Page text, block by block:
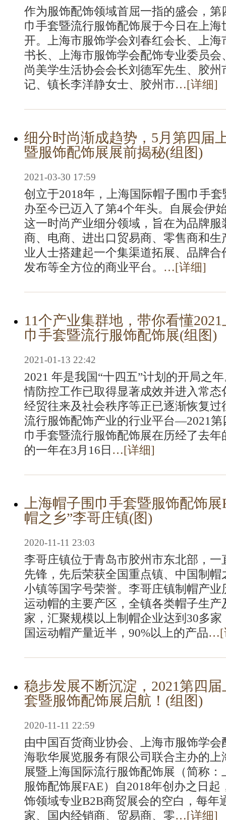
作为服饰配饰领域首屈一指的盛会，
巾手套暨流行服饰配饰展于今日在上海
开。上海市服饰学会刘春红会长、上
书长、上海市服饰学会配饰专业委员
尚美学生活协会会长刘德军先生、胶
记、镇长李洋静女士、胶州市…[详细]
细分时尚渐成趋势，5月第四届
暨服饰配饰展展前揭秘(组图)
2021-03-30 17:59
创立于2018年，上海国际帽子围巾手
办至今已迈入了第4个年头。自展会伊
这一时尚产业细分领域，旨在为品牌服
商、电商、进出口贸易商、零售商和
业人士搭建起一个集渠道拓展、品牌
发布等全方位的商业平台。 …[详细]
11个产业集群地，带你看懂
巾手套暨流行服饰配饰展(组图)
2021-01-13 22:42
2021 年是我国“十四五”计划的开局之
情防控工作已取得显著成效并进入常
经贸往来及社会秩序等正已逐渐恢复
流行服饰配饰产业的行业平台—2021第
巾手套暨流行服饰配饰展在历经了去
的一年在3月16日 …[详细]
上海帽子围巾手套暨服饰配饰
帽之乡”李哥庄镇(图)
2020-11-11 23:03
李哥庄镇位于青岛市胶州市东北部，
先锋，先后荣获全国重点镇、中国制
小镇等国字号荣誉。李哥庄镇制帽产
运动帽的主要产区，全镇各类帽子生产
家，汇聚规模以上制帽企业达到30多
国运动帽产量近半，90%以上的产品…[
稳步发展不断沉淀，2021第四
套暨服饰配饰展启航！(组图)
2020-11-11 22:59
由中国百货商业协会、上海市服饰学
海歌华展览服务有限公司联合主办的
展暨上海国际流行服饰配饰展（简称
服饰配饰展FAE）自2018年创办之日
饰领域专业B2B商贸展会的空白，每年
家、国内经销商、贸易商、零…[详细]